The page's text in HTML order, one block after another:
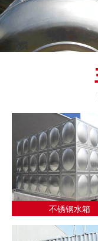
不锈钢水箱